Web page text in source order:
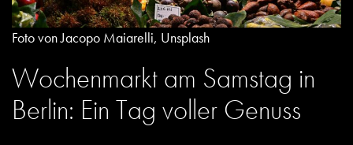
Foto von Jacopo Maiarelli, Unsplash
Wochenmarkt am Samstag in
Berlin: Ein Tag voller Genuss